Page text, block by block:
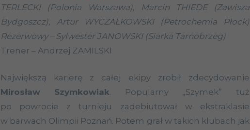
TERLECKI (Polonia Warszawa), Marcin THIEDE (Zawisza
Bydgoszcz), Artur WYCZAŁKOWSKI (Petrochemia Płock)
Rezerwowy – Sylwester JANOWSKI (Siarka Tarnobrzeg)
Trener – Andrzej ZAMILSKI
Największą karierę z całej ekipy zrobił zdecydowanie
Mirosław Szymkowiak. Popularny „Szymek” tuż
po powrocie z turnieju zadebiutował w ekstraklasie
w barwach Olimpii Poznań. Potem grał w takich klubach jak